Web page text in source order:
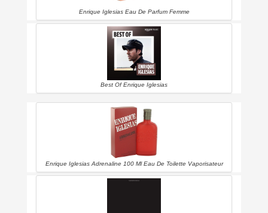
Enrique Iglesias Eau De Parfum Femme
Best Of Enrique Iglesias
Enrique Iglesias Adrenaline 100 Ml Eau De Toilette Vaporisateur